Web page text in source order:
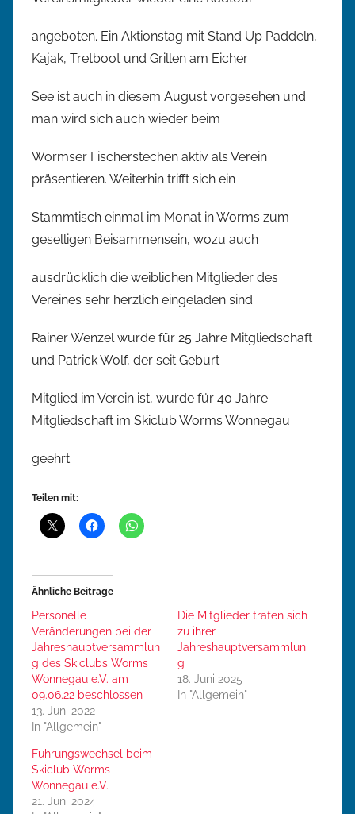
angeboten. Ein Aktionstag mit Stand Up Paddeln,
Kajak, Tretboot und Grillen am Eicher
See ist auch in diesem August vorgesehen und
man wird sich auch wieder beim
Wormser Fischerstechen aktiv als Verein
präsentieren. Weiterhin trifft sich ein
Stammtisch einmal im Monat in Worms zum
geselligen Beisammensein, wozu auch
ausdrücklich die weiblichen Mitglieder des
Vereines sehr herzlich eingeladen sind.
Rainer Wenzel wurde für 25 Jahre Mitgliedschaft
und Patrick Wolf, der seit Geburt
Mitglied im Verein ist, wurde für 40 Jahre
Mitgliedschaft im Skiclub Worms Wonnegau
geehrt.
Teilen mit:
Ähnliche Beiträge
Personelle
Veränderungen bei der
Jahreshauptversammlun
g des Skiclubs Worms
Wonnegau e.V. am
09.06.22 beschlossen
13. Juni 2022
In "Allgemein"
Die Mitglieder trafen sich
zu ihrer
Jahreshauptversammlun
g
18. Juni 2025
In "Allgemein"
Führungswechsel beim
Skiclub Worms
Wonnegau e.V.
21. Juni 2024